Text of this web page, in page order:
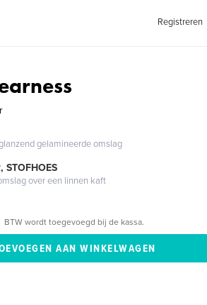
Registreren
gelamineerde omslag
STOFHOES
over een linnen kaft
BTW wordt toegevoegd bij de kassa.